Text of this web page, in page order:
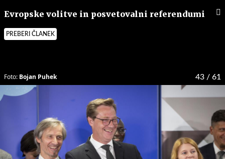
Evropske volitve in posvetovalni referendumi
PREBERI ČLANEK
43 / 61
Foto: Bojan Puhek